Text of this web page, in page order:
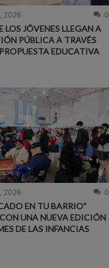
2026 0
LOS JÓVENES LLEGAN A
PÚBLICA A TRAVÉS
EDUCATIVA
2026 0
EN TU BARRIO"
UNA NUEVA EDICIÓN
DE LAS INFANCIAS